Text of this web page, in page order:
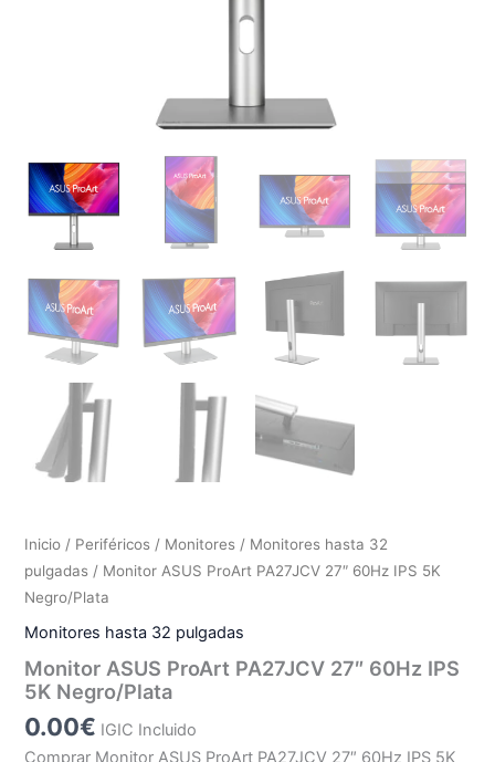
Inicio / Periféricos / Monitores / Monitores hasta 32
pulgadas / Monitor ASUS ProArt PA27JCV 27″ 60Hz IPS 5K
Negro/Plata
Monitores hasta 32 pulgadas
Monitor ASUS ProArt PA27JCV 27″ 60Hz IPS
5K Negro/Plata
0.00€ IGIC Incluido